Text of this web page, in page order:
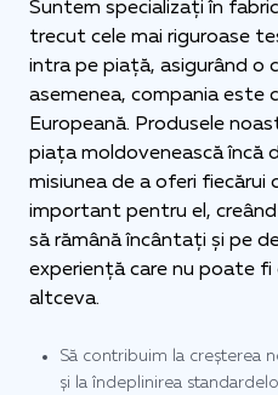
Suntem specializați în
trecut cele mai riguroase
intra pe piață, asigurând o
asemenea, compania este
Europeană. Produsele
piața moldovenească încă
misiunea de a oferi fiecărui
important pentru el,
să rămână încântați și pe
experiență care nu poate fi
altceva.
Să contribuim la creșterea
și la îndeplinirea